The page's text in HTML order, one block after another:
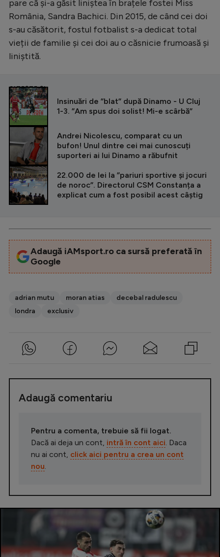
pare că și-a găsit liniștea în brațele fostei Miss
România, Sandra Bachici. Din 2015, de când cei doi
s-au căsătorit, fostul fotbalist s-a dedicat total
vieții de familie și cei doi au o căsnicie frumoasă și
liniștită.
CITEȘTE ȘI
Insinuări de ”blat” după Dinamo - U Cluj
1-3. ”Am spus doi solist! Mi-e scârbă”
Andrei Nicolescu, comparat cu un
bufon! Unul dintre cei mai cunoscuți
suporteri ai lui Dinamo a răbufnit
22.000 de lei la ”pariuri sportive și jocuri
de noroc”. Directorul CSM Constanța a
explicat cum a fost posibil acest câștig
Adaugă iAMsport.ro ca sursă preferată în
Google
adrian mutu moran atias
decebal radulescu
londra
exclusiv
Adaugă comentariu
Pentru a comenta, trebuie să fii logat.
Dacă ai deja un cont, intră în cont aici. Daca
nu ai cont, click aici pentru a crea un cont
nou.